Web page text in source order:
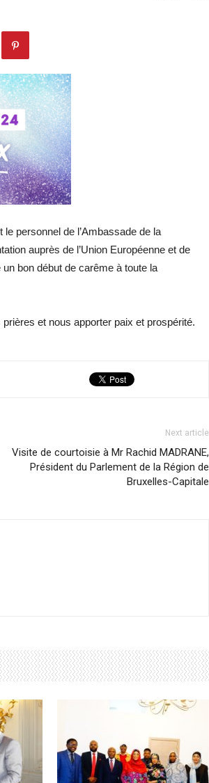
personnel de l’Ambassade de la
auprès de l’Union Européenne et de
bon début de carême à toute la
et nous apporter paix et prospérité.
Next article
Visite de courtoisie à Mr Rachid MADRANE,
Président du Parlement de la Région de
Bruxelles-Capitale